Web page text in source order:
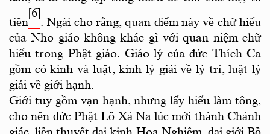
tiên
[6]
. Ngài cho rằng, quan điểm này về chữ hiếu
của Nho giáo không khác gì với quan niệm chữ
hiếu trong Phật giáo. Giáo lý của đức Thích Ca
gồm có kinh và luật, kinh lý giải về lý trí, luật lý
giải về giới hạnh.
Giới tuy gồm vạn hạnh, nhưng lấy hiếu làm tông,
cho nên đức Phật Lô Xá Na lúc mới thành Chánh